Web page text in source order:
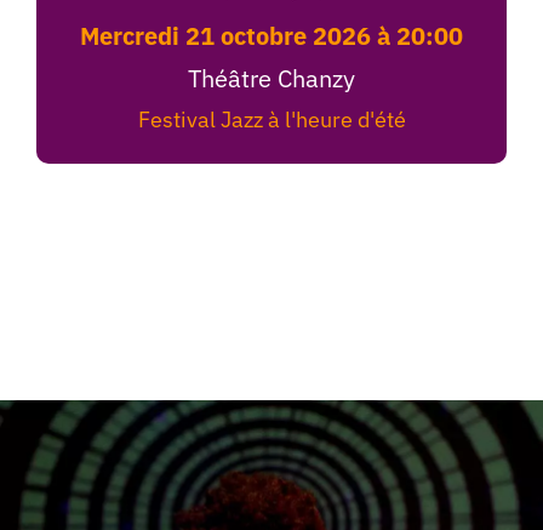
mercredi 21 octobre 2026 à 20:00
Théâtre Chanzy
Festival Jazz à l'heure d'été